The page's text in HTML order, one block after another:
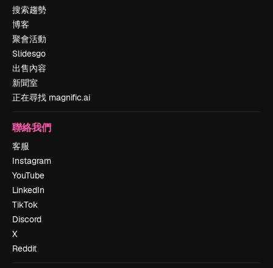
搜索趨勢
博客
聚會活動
Slidesgo
出售內容
新聞室
正在尋找 magnific.ai
聯絡我們
客服
Instagram
YouTube
LinkedIn
TikTok
Discord
X
Reddit